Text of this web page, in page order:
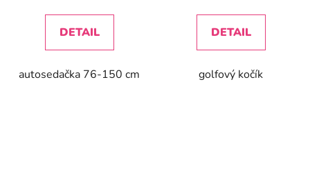
DETAIL
autosedačka 76-150 cm
DETAIL
golfový kočík